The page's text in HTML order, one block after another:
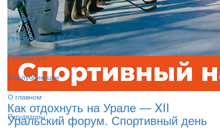
Читалка
Рекомендации ФСТЭК
Публикации
Все публикации
О главном
Регуляторы
Как отдохнуть на Урале — XII
Уральский форум. Спортивный день